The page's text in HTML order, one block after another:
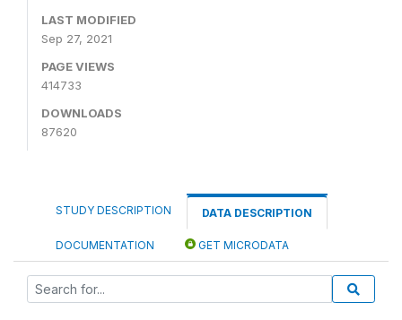
LAST MODIFIED
Sep 27, 2021
PAGE VIEWS
414733
DOWNLOADS
87620
STUDY DESCRIPTION DATA DESCRIPTION
DOCUMENTATION GET MICRODATA